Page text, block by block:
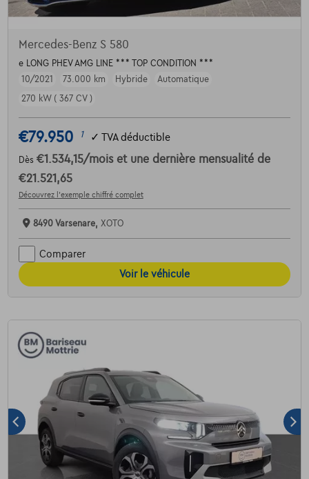
Mercedes-Benz S 580
e LONG PHEV AMG LINE *** TOP CONDITION ***
10/2021
73.000 km Hybride
Automatique
270 kW ( 367 CV )
€79.950 1 ✓ TVA déductible
Dès €1.534,15/mois et une dernière mensualité de
€21.521,65
Découvrez l’exemple chiffré complet
8490 Varsenare, XOTO
Comparer
Voir le véhicule